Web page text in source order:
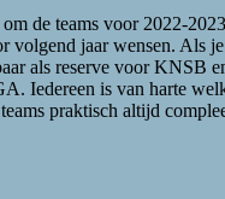
de teams voor 2022-
jaar wensen.
als reserve voor KNSB
is van harte
praktisch altijd